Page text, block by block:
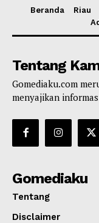
Beranda Riau
Tentang
Gomediaku.com
menyajikan
Gomediaku
Tentang
Disclaimer